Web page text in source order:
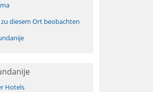
diesem Ort beobachten
Hotels